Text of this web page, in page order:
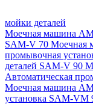
мойки деталей
Моечная машина
SAM-V 70 Моечная
промывочная
деталей SAM-V 90
Автоматическая
Моечная машина
установка SAM-VM